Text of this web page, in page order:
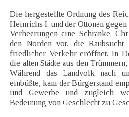
Die hergestellte Ordnung des
Heinrichs I. und der Ottonen gegen
Verheerungen eine Schranke.
den Norden vor, die
friedlicher Verkehr eröffnet. In
die alten Städte aus den
Während das Landvolk nach
einbüßte, kam der Bürgerstand
und Gewerbe und zugleich
Bedeutung von Geschlecht zu